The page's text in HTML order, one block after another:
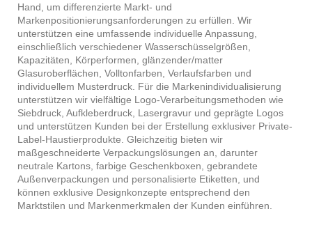
Hand, um differenzierte Markt- und
Markenpositionierungsanforderungen zu erfüllen. Wir
unterstützen eine umfassende individuelle Anpassung,
einschließlich verschiedener Wasserschüsselgrößen,
Kapazitäten, Körperformen, glänzender/matter
Glasuroberflächen, Volltonfarben, Verlaufsfarben und
individuellem Musterdruck. Für die Markenindividualisierung
unterstützen wir vielfältige Logo-Verarbeitungsmethoden wie
Siebdruck, Aufkleberdruck, Lasergravur und geprägte Logos
und unterstützen Kunden bei der Erstellung exklusiver Private-
Label-Haustierprodukte. Gleichzeitig bieten wir
maßgeschneiderte Verpackungslösungen an, darunter
neutrale Kartons, farbige Geschenkboxen, gebrandete
Außenverpackungen und personalisierte Etiketten, und
können exklusive Designkonzepte entsprechend den
Marktstilen und Markenmerkmalen der Kunden einführen.